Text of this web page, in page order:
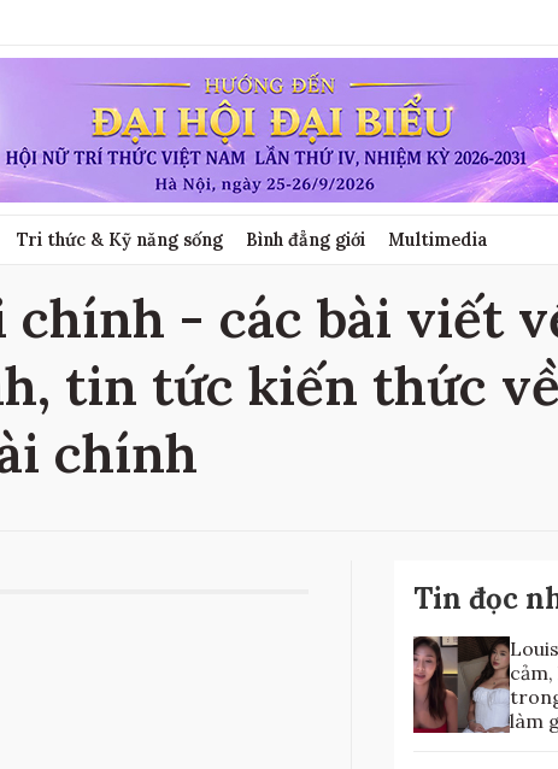
Tri thức & Kỹ năng sống Bình đẳng giới Multimedia
- các bài viết
tin tức kiến ​​thức
chính
Tin đọc
làm